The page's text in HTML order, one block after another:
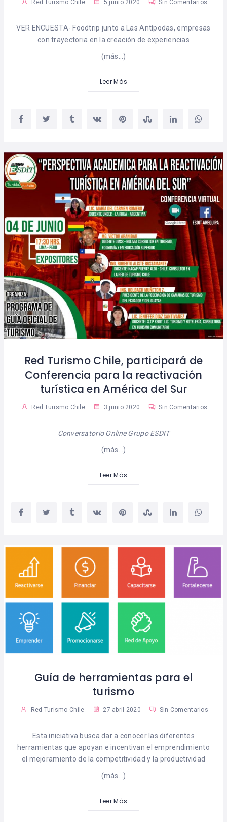
Red Turismo Chile 5 junio 2020 Sin Comentarios
VER ENCUESTA- Foodtrip junto a Las Antípodas, empresas
con trayectoria en la creación de experiencias
(más…)
Leer Más
Red Turismo Chile, participará de
Conferencia para la reactivación
turística en América del Sur
Red Turismo Chile 3 junio 2020 Sin Comentarios
Conversatorio Online Grupo ESDIT
(más…)
Leer Más
Guía de herramientas para el
turismo
Red Turismo Chile 27 abril 2020 Sin Comentarios
Esta iniciativa busca dar a conocer las diferentes
herramientas que apoyan e incentivan el emprendimiento
el mejoramiento de la competitividad y la productividad
(más…)
Leer Más